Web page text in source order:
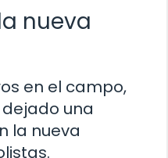
nueva
en el campo,
dejado una
la nueva